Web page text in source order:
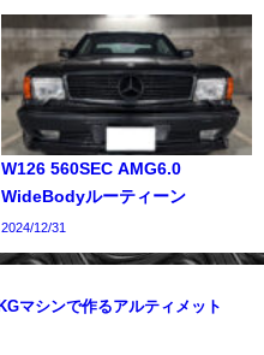
W126 560SEC AMG6.0
WideBodyルーティーン
2024/12/31
マシンで作るアルティメット